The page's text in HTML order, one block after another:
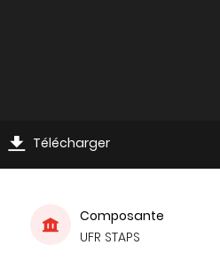
Télécharger
Composante
UFR STAPS